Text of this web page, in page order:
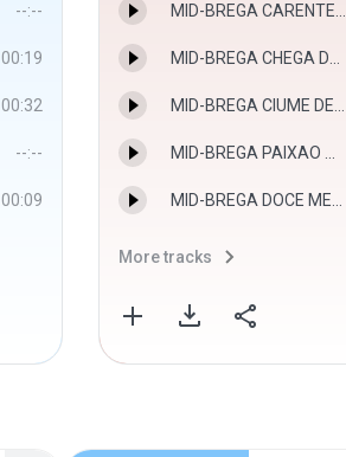
--:--
00:19
00:32
--:--
00:09
MID-BREGA CARENTE DE AMOR = ANNA DI OLIVEIRA.MP3
MID-BREGA CHEGA DE SOLIDAO = NELSINHO RODRIGUES.MP3
MID-BREGA CIUME DE MULHER = MURIEL.MP3
MID-BREGA PAIXAO ADOLESCENTE = FLORESTA NATIVA.MP3
MID-BREGA DOCE MEL = TONNY BRASIL.MP3
More tracks